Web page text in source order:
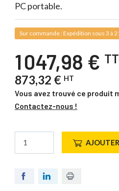
PC portable.
Sur commande : Expédition sous 3 à
1 047,98 €
873,32 € HT
Vous avez trouvé ce produit
Contactez-nous !